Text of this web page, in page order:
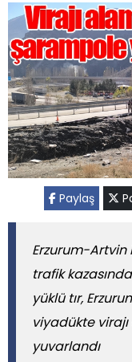
Paylaş
Erzurum-
trafik
yüklü tır,
viyadükte
yuvarlandı